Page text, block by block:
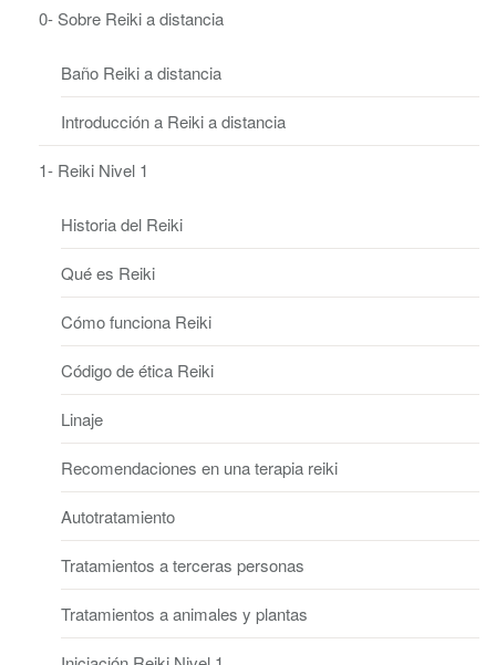
0- Sobre Reiki a distancia
Baño Reiki a distancia
Introducción a Reiki a distancia
1- Reiki Nivel 1
Historia del Reiki
Qué es Reiki
Cómo funciona Reiki
Código de ética Reiki
Linaje
Recomendaciones en una terapia reiki
Autotratamiento
Tratamientos a terceras personas
Tratamientos a animales y plantas